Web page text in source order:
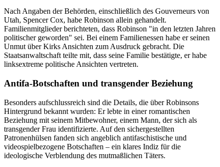
Nach Angaben der Behörden, einschließlich des Gouverneurs von
Utah, Spencer Cox, habe Robinson allein gehandelt.
Familienmitglieder berichteten, dass Robinson "in den letzten Jahren
politischer geworden" sei. Bei einem Familienessen habe er seinen
Unmut über Kirks Ansichten zum Ausdruck gebracht. Die
Staatsanwaltschaft teilte mit, dass seine Familie bestätigte, er habe
linksextreme politische Ansichten vertreten.
Antifa-Botschaften und transgender Beziehung
Besonders aufschlussreich sind die Details, die über Robinsons
Hintergrund bekannt wurden: Er lebte in einer romantischen
Beziehung mit seinem Mitbewohner, einem Mann, der sich als
transgender Frau identifizierte. Auf den sichergestellten
Patronenhülsen fanden sich angeblich antifaschistische und
videospielbezogene Botschaften – ein klares Indiz für die
ideologische Verblendung des mutmaßlichen Täters.